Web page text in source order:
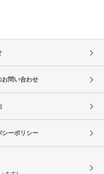
お問い合わせ
シーポリシー